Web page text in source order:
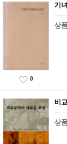
기
상
0
비
상